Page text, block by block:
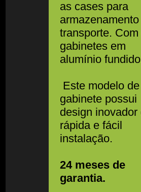
as cases para
transporte. Com
gabinetes em
alumínio
Este modelo de
gabinete possui
design inovador
rápida e fácil
instalação.
24 meses de
garantia.